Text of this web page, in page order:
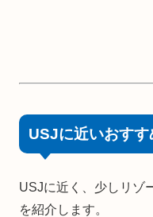
USJに近いおすす
USJに近く、少しリゾ
を紹介します。